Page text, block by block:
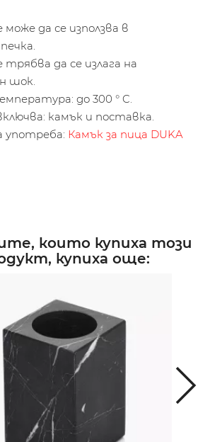
да се използва в
да се излага на
шок.
до 300 ° C.
камък и поставка.
употреба: Кaмък за пица DUKA
които купиха този
купиха още: